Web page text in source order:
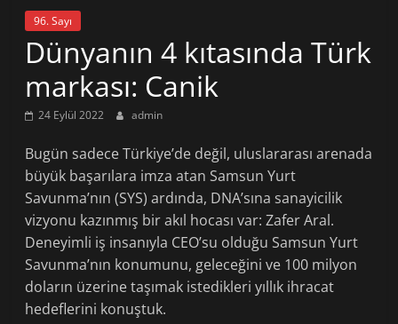
96. Sayı
Dünyanın 4 kıtasında Türk
markası: Canik
24 Eylül 2022 admin
Bugün sadece Türkiye’de değil, uluslararası arenada
büyük başarılara imza atan Samsun Yurt
Savunma’nın (SYS) ardında, DNA’sına sanayicilik
vizyonu kazınmış bir akıl hocası var: Zafer Aral.
Deneyimli iş insanıyla CEO’su olduğu Samsun Yurt
Savunma’nın konumunu, geleceğini ve 100 milyon
doların üzerine taşımak istedikleri yıllık ihracat
hedeflerini konuştuk.